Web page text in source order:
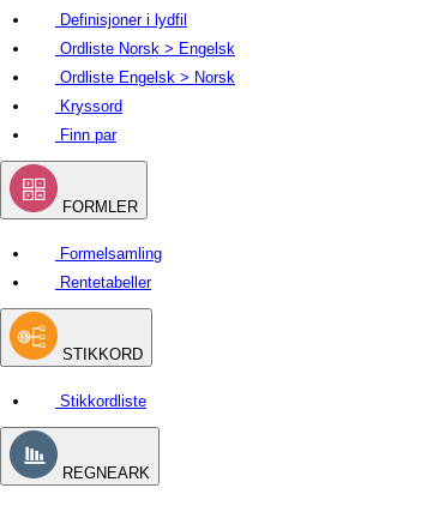
Definisjoner i lydfil
Ordliste Norsk > Engelsk
Ordliste Engelsk > Norsk
Kryssord
Finn par
FORMLER
Formelsamling
Rentetabeller
STIKKORD
Stikkordliste
REGNEARK